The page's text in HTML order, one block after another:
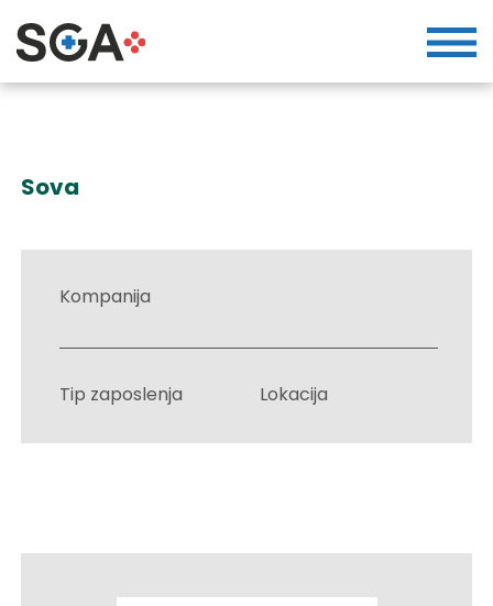
Sova
Kompanija
Tip zaposlenja Lokacija